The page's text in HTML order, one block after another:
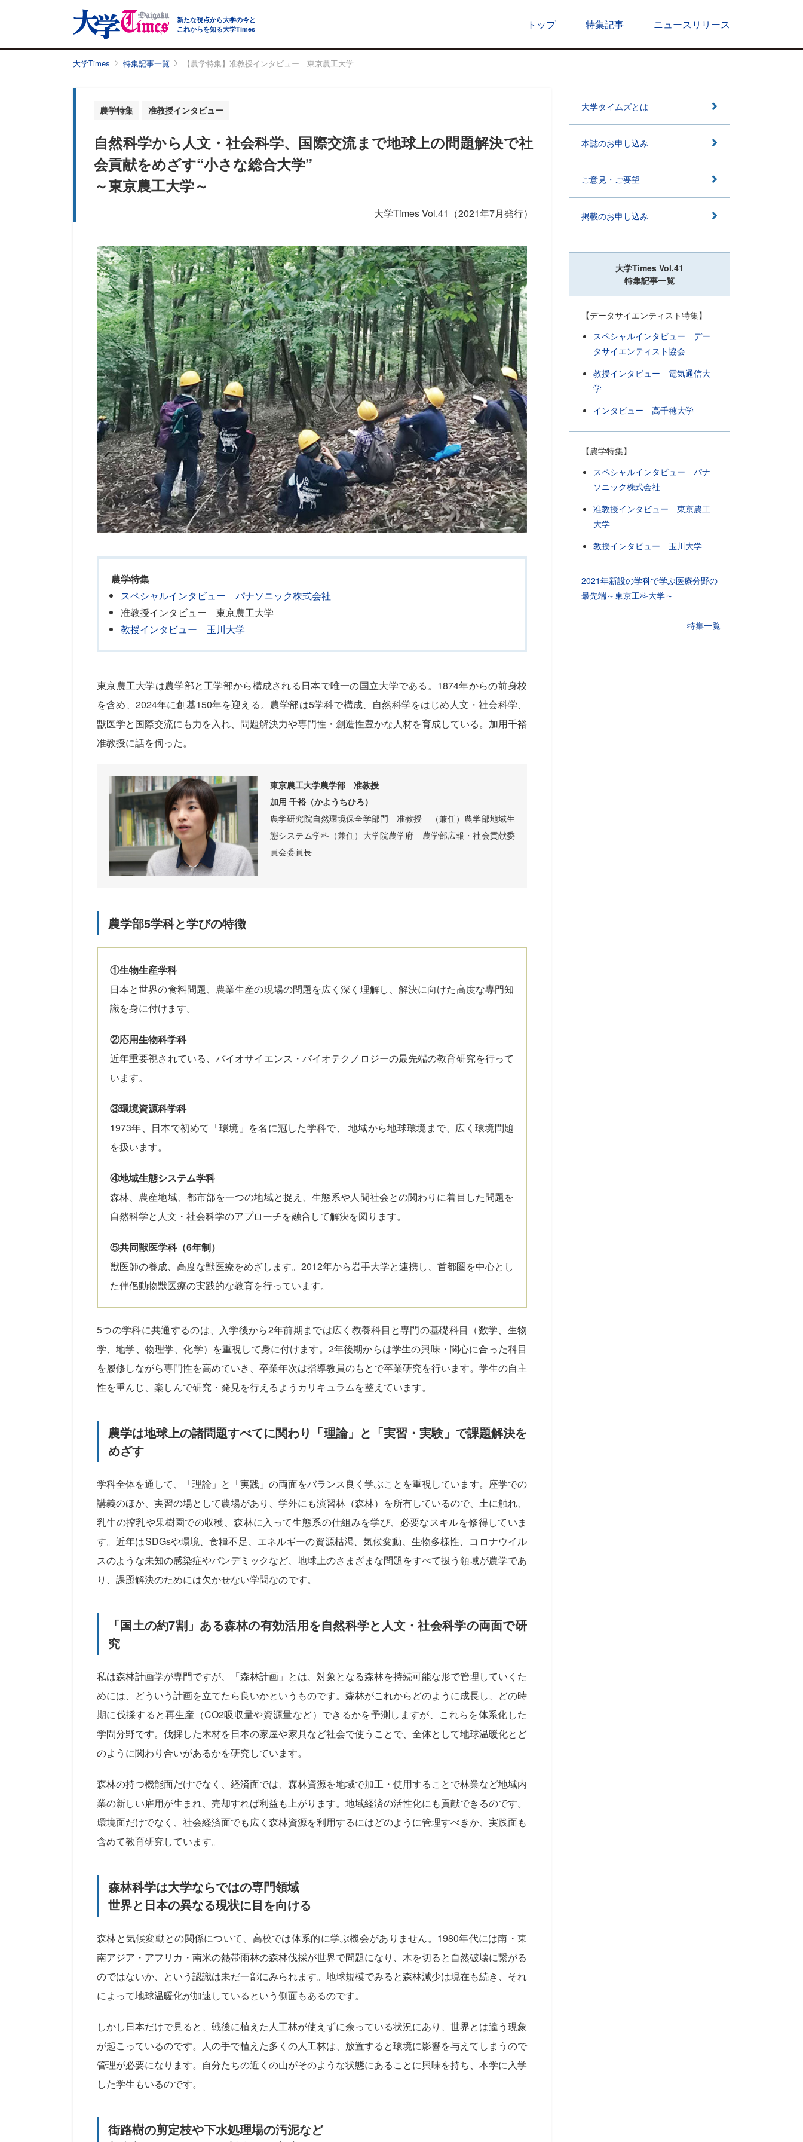
新たな視点から大学の今と
これからを知る大学Times
トップ 特集記事 ニュースリリース
大学Times 特集記事一覧 【農学特集】准教授インタビュー 東京農工大学
農学特集 准教授インタビュー
自然科学から人文・社会科学、国際交流まで地球上の問題解決で社
会貢献をめざす“小さな総合大学”
～東京農工大学～
大学Times Vol.41（2021年7月発行）
農学特集
スペシャルインタビュー パナソニック株式会社
准教授インタビュー 東京農工大学
教授インタビュー 玉川大学
東京農工大学は農学部と工学部から構成される日本で唯一の国立大学である。1874年からの前身校
を含め、2024年に創基150年を迎える。農学部は5学科で構成、自然科学をはじめ人文・社会科学、
獣医学と国際交流にも力を入れ、問題解決力や専門性・創造性豊かな人材を育成している。加用千裕
准教授に話を伺った。
東京農工大学農学部 准教授
加用 千裕（かようちひろ）
農学研究院自然環境保全学部門 准教授 （兼任）農学部地域生
態システム学科（兼任）大学院農学府 農学部広報・社会貢献委
員会委員長
農学部5学科と学びの特徴
①生物生産学科
日本と世界の食料問題、農業生産の現場の問題を広く深く理解し、解決に向けた高度な専門知
識を身に付けます。
②応用生物科学科
近年重要視されている、バイオサイエンス・バイオテクノロジーの最先端の教育研究を行って
います。
③環境資源科学科
1973年、日本で初めて「環境」を名に冠した学科で、 地域から地球環境まで、広く環境問題
を扱います。
④地域生態システム学科
森林、農産地域、都市部を一つの地域と捉え、生態系や人間社会との関わりに着目した問題を
自然科学と人文・社会科学のアプローチを融合して解決を図ります。
⑤共同獣医学科（6年制）
獣医師の養成、高度な獣医療をめざします。2012年から岩手大学と連携し、首都圏を中心とし
た伴侶動物獣医療の実践的な教育を行っています。
5つの学科に共通するのは、入学後から2年前期までは広く教養科目と専門の基礎科目（数学、生物
学、地学、物理学、化学）を重視して身に付けます。2年後期からは学生の興味・関心に合った科目
を履修しながら専門性を高めていき、卒業年次は指導教員のもとで卒業研究を行います。学生の自主
性を重んじ、楽しんで研究・発見を行えるようカリキュラムを整えています。
農学は地球上の諸問題すべてに関わり「理論」と「実習・実験」で課題解決を
めざす
学科全体を通して、「理論」と「実践」の両面をバランス良く学ぶことを重視しています。座学での
講義のほか、実習の場として農場があり、学外にも演習林（森林）を所有しているので、土に触れ、
乳牛の搾乳や果樹園での収穫、森林に入って生態系の仕組みを学び、必要なスキルを修得していま
す。近年はSDGsや環境、食糧不足、エネルギーの資源枯渇、気候変動、生物多様性、コロナウイル
スのような未知の感染症やパンデミックなど、地球上のさまざまな問題をすべて扱う領域が農学であ
り、課題解決のためには欠かせない学問なのです。
「国土の約7割」ある森林の有効活用を自然科学と人文・社会科学の両面で研
究
私は森林計画学が専門ですが、「森林計画」とは、対象となる森林を持続可能な形で管理していくた
めには、どういう計画を立てたら良いかというものです。森林がこれからどのように成長し、どの時
期に伐採すると再生産（CO2吸収量や資源量など）できるかを予測しますが、これらを体系化した
学問分野です。伐採した木材を日本の家屋や家具など社会で使うことで、全体として地球温暖化とど
のように関わり合いがあるかを研究しています。
森林の持つ機能面だけでなく、経済面では、森林資源を地域で加工・使用することで林業など地域内
業の新しい雇用が生まれ、売却すれば利益も上がります。地域経済の活性化にも貢献できるのです。
環境面だけでなく、社会経済面でも広く森林資源を利用するにはどのように管理すべきか、実践面も
含めて教育研究しています。
森林科学は大学ならではの専門領域
世界と日本の異なる現状に目を向ける
森林と気候変動との関係について、高校では体系的に学ぶ機会がありません。1980年代には南・東
南アジア・アフリカ・南米の熱帯雨林の森林伐採が世界で問題になり、木を切ると自然破壊に繋がる
のではないか、という認識は未だ一部にみられます。地球規模でみると森林減少は現在も続き、それ
によって地球温暖化が加速しているという側面もあるのです。
しかし日本だけで見ると、戦後に植えた人工林が使えずに余っている状況にあり、世界とは違う現象
が起こっているのです。人の手で植えた多くの人工林は、放置すると環境に影響を与えてしまうので
管理が必要になります。自分たちの近くの山がそのような状態にあることに興味を持ち、本学に入学
した学生もいるのです。
街路樹の剪定枝や下水処理場の汚泥など
大学タイムズとは
本誌のお申し込み
ご意見・ご要望
掲載のお申し込み
大学Times Vol.41
特集記事一覧
【データサイエンティスト特集】
スペシャルインタビュー デー
タサイエンティスト協会
教授インタビュー 電気通信大
学
インタビュー 高千穂大学
【農学特集】
スペシャルインタビュー パナ
ソニック株式会社
准教授インタビュー 東京農工
大学
教授インタビュー 玉川大学
2021年新設の学科で学ぶ医療分野の
最先端～東京工科大学～
特集一覧